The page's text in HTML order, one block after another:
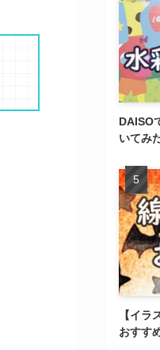
DAISO
いてみ
【イラ
おすす